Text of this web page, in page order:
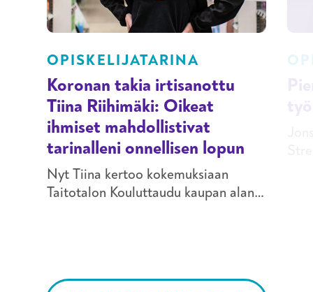
Koronan takia irtisanottu
Tiina Riihimäki: Oikeat
ihmiset mahdollistivat
tarinalleni onnellisen lopun
OPISKELIJATARINA
Nyt Tiina kertoo kokemuksiaan
Taitotalon Kouluttaudu kaupan alan